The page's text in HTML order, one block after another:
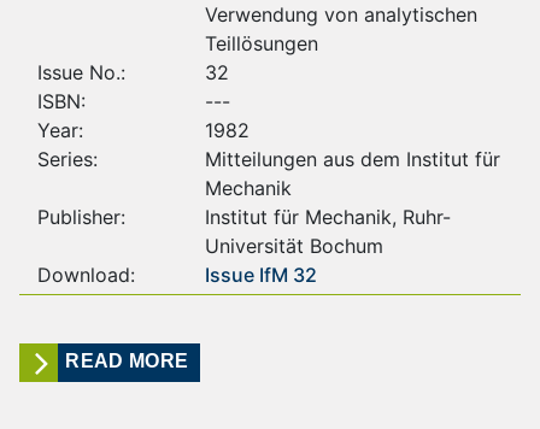
Verwendung von analytischen
Teillösungen
Issue No.:
32
ISBN:
---
Year:
1982
Series:
Mitteilungen aus dem Institut für
Mechanik
Publisher:
Institut für Mechanik, Ruhr-
Universität Bochum
Download:
Issue IfM 32
READ MORE